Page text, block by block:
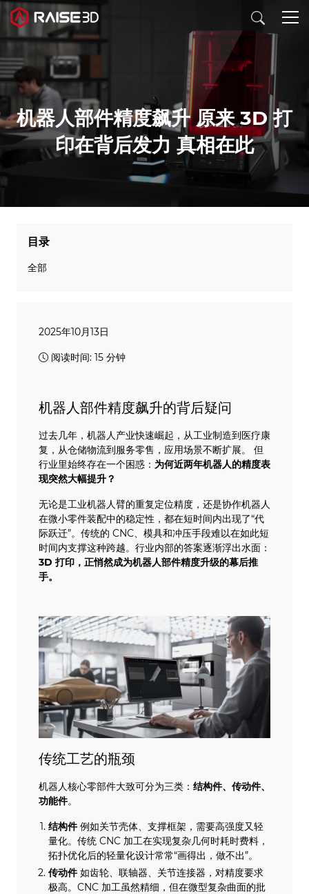
3D打印机
软件
行业应用
发现
机器人部件精度飙升 原来 3D 打
印在背后发力 真相在此
目录
全部
2025年10月13日
阅读时间: 15 分钟
机器人部件精度飙升的背后疑问
过去几年，机器人产业快速崛起，从工业制造到医疗康
复，从仓储物流到服务零售，应用场景不断扩展。 但
行业里始终存在一个困惑： 为何近两年机器人的精度表
现突然大幅提升？
无论是工业机器人臂的重复定位精度，还是协作机器人
在微小零件装配中的稳定性，都在短时间内出现了“代
际跃迁”。传统的 CNC、模具和冲压手段难以在如此短
时间内支撑这种跨越。行业内部的答案逐渐浮出水面：
3D 打印，正悄然成为机器人部件精度升级的幕后推
手。
传统工艺的瓶颈
机器人核心零部件大致可分为三类： 结构件、传动件、
功能件。
结构件例如关节壳体、支撑框架，需要高强度又轻
量化。传统 CNC 加工在实现复杂几何时耗时费料，
拓扑优化后的轻量化设计常常“画得出，做不出”。
传动件如齿轮、联轴器、关节连接器，对精度要求
极高。CNC 加工虽然精细，但在微型复杂曲面的批